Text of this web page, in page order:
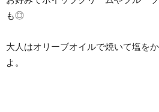
も◎
大人はオリーブオイルで焼いて塩を
よ。